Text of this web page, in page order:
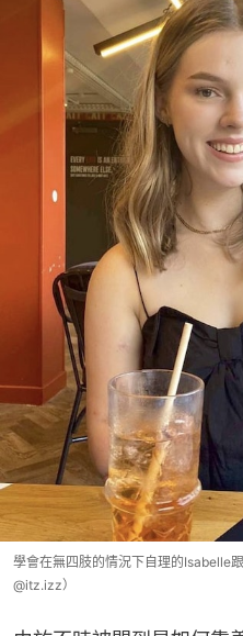
學會在無四肢的情況下自理的Isabelle
@itz.izz）